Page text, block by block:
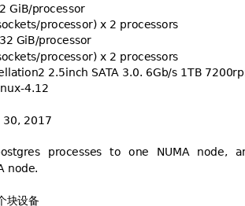
'#"",4)#""
"
'#"",4)#""
/:33C'!/
4=3!)
 #" " " .% "&G
块设备